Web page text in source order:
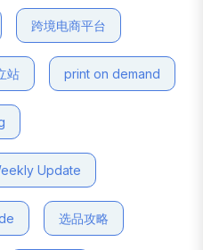
跨境电商平台
站 print on demand
Update
选品攻略